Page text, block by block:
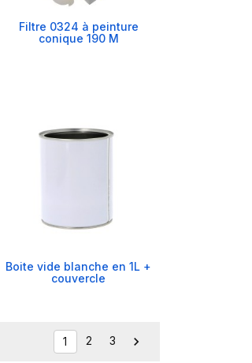
Filtre 0324 à peinture
conique 190 M
Boite vide blanche en 1L +
couvercle
1 2 3 